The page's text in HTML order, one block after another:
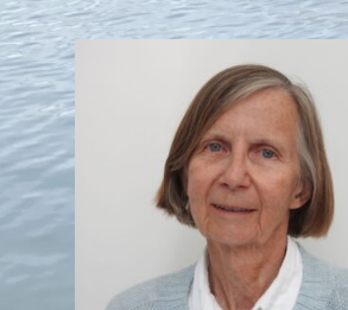
Rechercher: